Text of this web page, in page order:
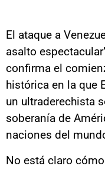
El ataque a
asalto
confirma el
histórica en la que
un ultraderechista
soberanía de
naciones del
No está claro